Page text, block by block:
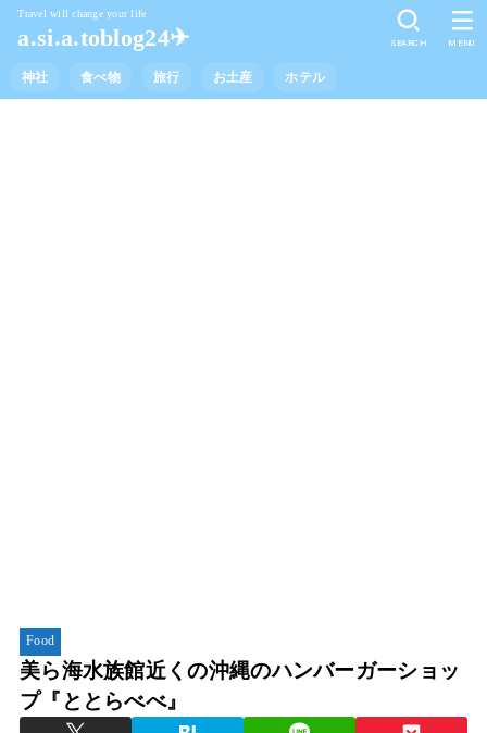
Travel will change your life
a.si.a.toblog24✈︎
神社 食べ物 旅行 お土産 ホテル
SEARCH MENU
Food
美ら海水族館近くの沖縄のハンバーガーショッ
プ『ととらべべ』